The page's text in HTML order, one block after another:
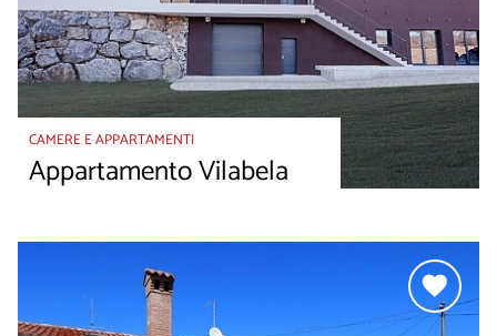
CAMERE E APPARTAMENTI
Appartamento Vilabela